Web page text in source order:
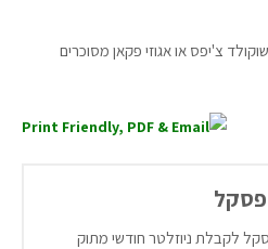
פסקל
לקבלת ניוזלטר חודשי מתוק